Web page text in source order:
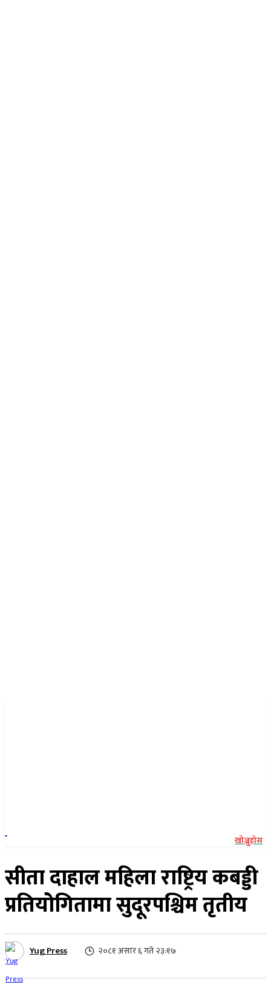
खोज्नुहोस
सीता दाहाल महिला राष्ट्रिय कबड्डी
प्रतियोगितामा सुदूरपश्चिम तृतीय
Yug Press २०८१ असार ६ गते २३:१७